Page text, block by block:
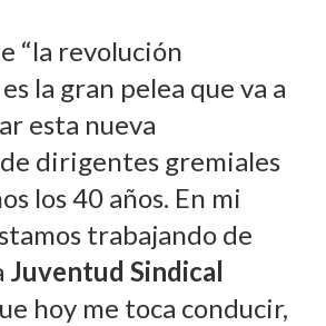
“la revolución
la gran pelea que va a
esta nueva
dirigentes gremiales
los 40 años. En mi
trabajando de
Juventud Sindical
hoy me toca conducir,